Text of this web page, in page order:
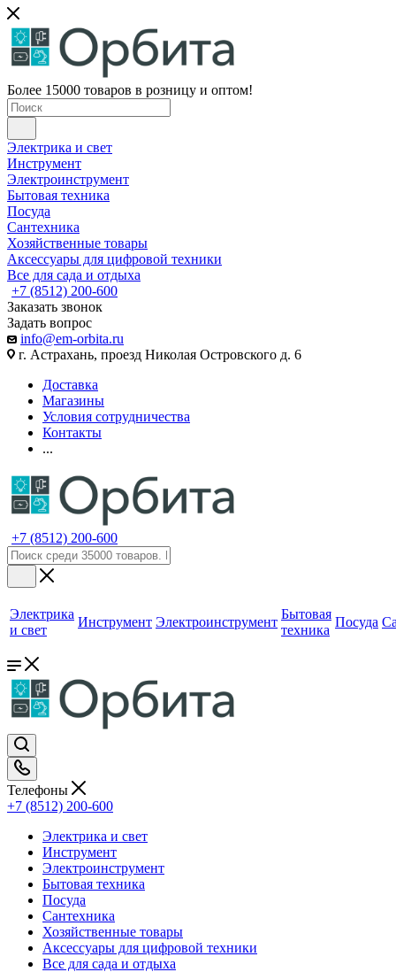
Более 15000 товаров в розницу и оптом!
Электрика и свет
Инструмент
Электроинструмент
Бытовая техника
Посуда
Сантехника
Хозяйственные товары
Аксессуары для цифровой техники
Все для сада и отдыха
+7 (8512) 200-600
Заказать звонок
Задать вопрос
info@em-orbita.ru
г. Астрахань, проезд Николая Островского д. 6
Доставка
Магазины
Условия сотрудничества
Контакты
...
+7 (8512) 200-600
Электрика
и свет
Инструмент Электроинструмент
Бытовая
техника
Посуда
Телефоны
+7 (8512) 200-600
Электрика и свет
Инструмент
Электроинструмент
Бытовая техника
Посуда
Сантехника
Хозяйственные товары
Аксессуары для цифровой техники
Все для сада и отдыха